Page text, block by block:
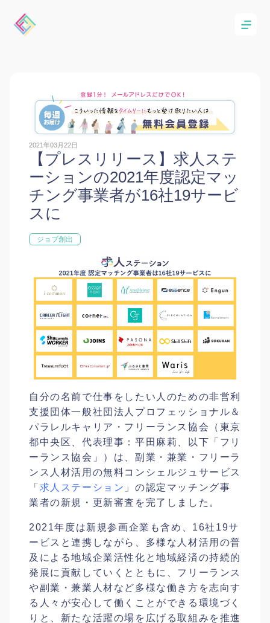
2021年03月22日
【プレスリリース】求人ステ
ーションの2021年度認定マッ
チング事業者が16社19サービ
スに
ジョブ創出
自分の名前で仕事をしたい人のための非営利
支援団体一般社団法人プロフェッショナル＆
パラレルキャリア・フリーランス協会（東京
都中央区、代表理事：平田麻莉、以下「フリ
ーランス協会」）は、副業・兼業・フリーラ
ンス人材活用の無料コンシェルジュサービス
「 求人ステーション 」の認定マッチング事
業者の新規・更新審査を完了しました。
2021年度は新規参画企業も含め、16社19サ
ービスと連携しながら、多様な人材活用の普
及による地域企業活性化と地域経済の持続的
発展に貢献していくとともに、フリーランス
や副業・兼業人材など多様な働き方を志向す
る人々が安心して働くことができる環境づく
りと、新たな活躍の場を広げる取組みを推進